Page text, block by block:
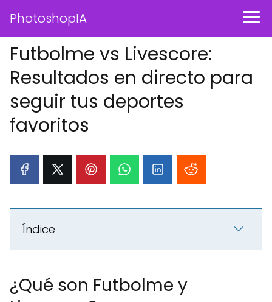
PhotoshopIA
Futbolme vs Livescore:
Resultados en directo para
seguir tus deportes
favoritos
Índice
¿Qué son Futbolme y